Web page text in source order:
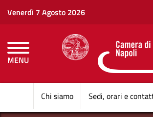
Venerdì 7 Agosto 2026
MENU
CAMERE
Chi siamo Sedi, orari e